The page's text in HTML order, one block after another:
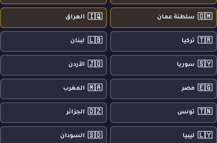
🇴🇲 سلطنة عمان 🇮🇶 العراق
🇹🇷 تركيا 🇱🇧 لبنان
🇸🇾 سوريا 🇯🇴 الأردن
🇪🇬 مصر 🇲🇦 المغرب
🇹🇳 تونس 🇩🇿 الجزائر
🇱🇾 ليبيا 🇸🇩 السودان